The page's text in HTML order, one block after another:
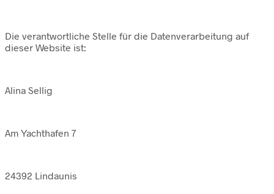
Die verantwortliche Stelle für die Datenverarbeitung auf
dieser Website ist:
Alina Sellig
Am Yachthafen 7
24392 Lindaunis